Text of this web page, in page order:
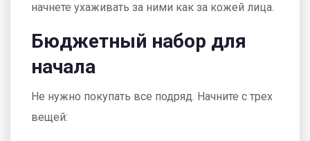
начнете ухаживать за ними как за кожей лица.
Бюджетный набор для
начала
Не нужно покупать все подряд. Начните с трех
вещей: